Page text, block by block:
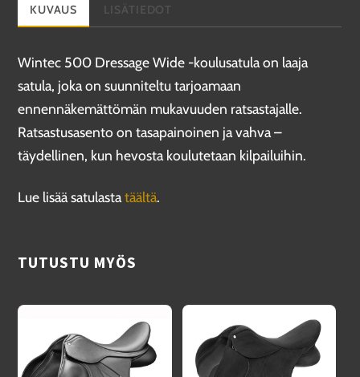
KUVAUS LISÄTIEDOT
Wintec 500 Dressage Wide -koulusatula on laaja
satula, joka on suunniteltu tarjoamaan
ennennäkemättömän mukavuuden ratsastajalle.
Ratsastusasento on tasapainoinen ja vahva –
täydellinen, kun hevosta koulutetaan kilpailuihin.
Lue lisää satulastatäältä.
TUTUSTU MYÖS